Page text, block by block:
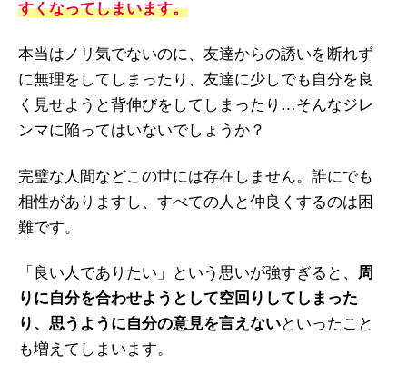
すくなってしまいます。
本当はノリ気でないのに、友達からの誘いを断れず
に無理をしてしまったり、友達に少しでも自分を良
く見せようと背伸びをしてしまったり…そんなジレ
ンマに陥ってはいないでしょうか？
完璧な人間などこの世には存在しません。誰にでも
相性がありますし、すべての人と仲良くするのは困
難です。
「良い人でありたい」という思いが強すぎると、 周
りに自分を合わせようとして空回りしてしまった
り、思うように自分の意見を言えないといったこと
も増えてしまいます。